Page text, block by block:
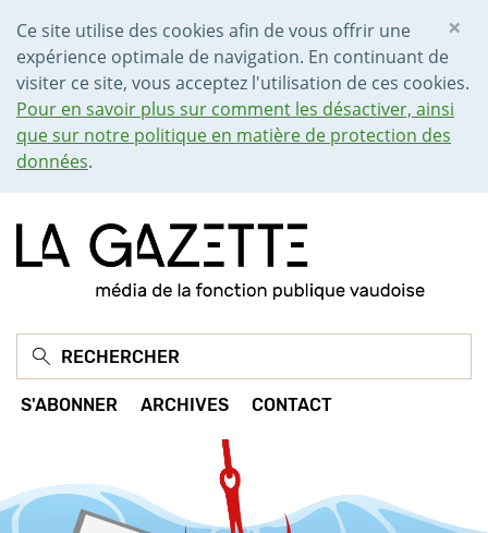
Ce site utilise des cookies afin de vous offrir une
expérience optimale de navigation. En continuant de
visiter ce site, vous acceptez l'utilisation de ces cookies.
Pour en savoir plus sur comment les désactiver, ainsi
que sur notre politique en matière de protection des
données.
×
S'ABONNER ARCHIVES CONTACT